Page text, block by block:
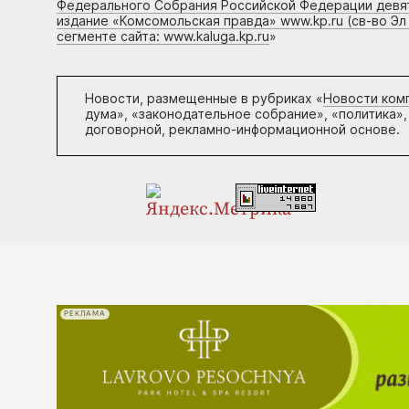
Федерального Собрания Российской Федерации
издание «Комсомольская правда» www.kp.ru (св-во
сегменте сайта: www.kaluga.kp.ru»
Новости, размещенные в рубриках «Новости
дума», «законодательное собрание»,
договорной, рекламно-информационной основе.
РЕКЛАМА